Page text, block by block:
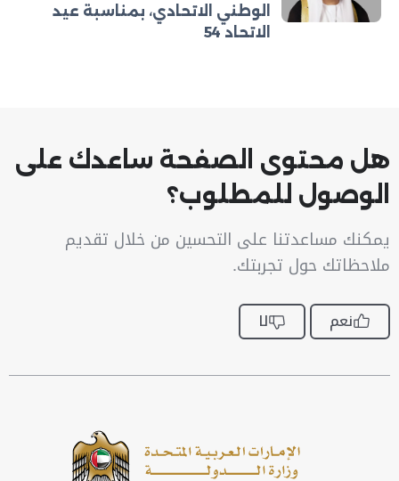
الوطني الاتحادي، بمناسبة عيد
الاتحاد 54
هل محتوى الصفحة ساعدك على
الوصول للمطلوب؟
يمكنك مساعدتنا على التحسين من خلال تقديم
ملاحظاتك حول تجربتك.
نعم لا